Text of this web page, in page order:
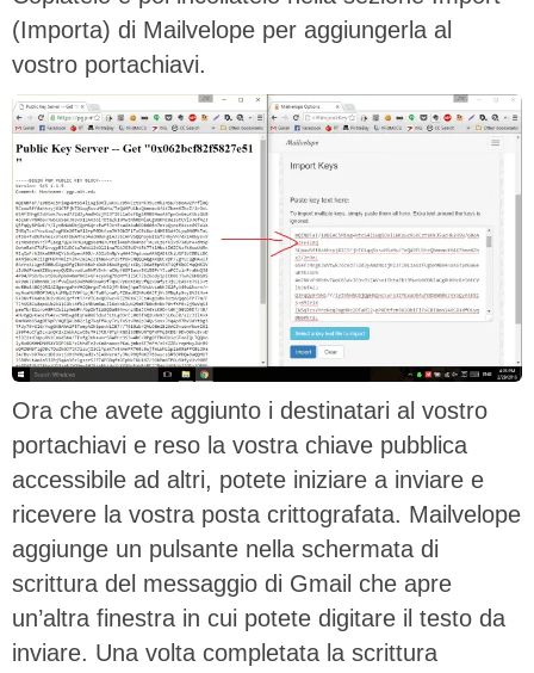
(Importa) di Mailvelope per aggiungerla al
vostro portachiavi.
Ora che avete aggiunto i destinatari al vostro
portachiavi e reso la vostra chiave pubblica
accessibile ad altri, potete iniziare a inviare e
ricevere la vostra posta crittografata. Mailvelope
aggiunge un pulsante nella schermata di
scrittura del messaggio di Gmail che apre
un’altra finestra in cui potete digitare il testo da
inviare. Una volta completata la scrittura